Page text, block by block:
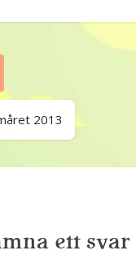
2013
ett svar